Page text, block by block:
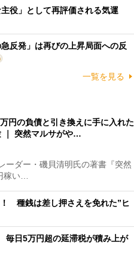
役」として再評価される気運
反発」は再びの上昇局面への反
一覧を見る
円の負債と引き換えに手に入れた
｜ 突然マルサがや…
ダー・磯貝清明氏の著書『突然
稼い…
！ 種銭は差し押さえを免れた”ヒ
毎日5万円超の延滞税が積み上が